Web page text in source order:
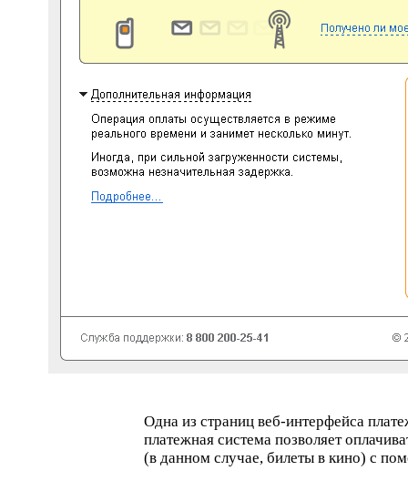
Одна из страниц веб-интерфейса
платежная система позволяет
(в данном случае, билеты в кино) с